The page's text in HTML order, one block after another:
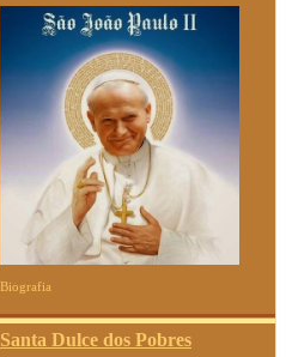
Biografia
Santa Dulce dos Pobres